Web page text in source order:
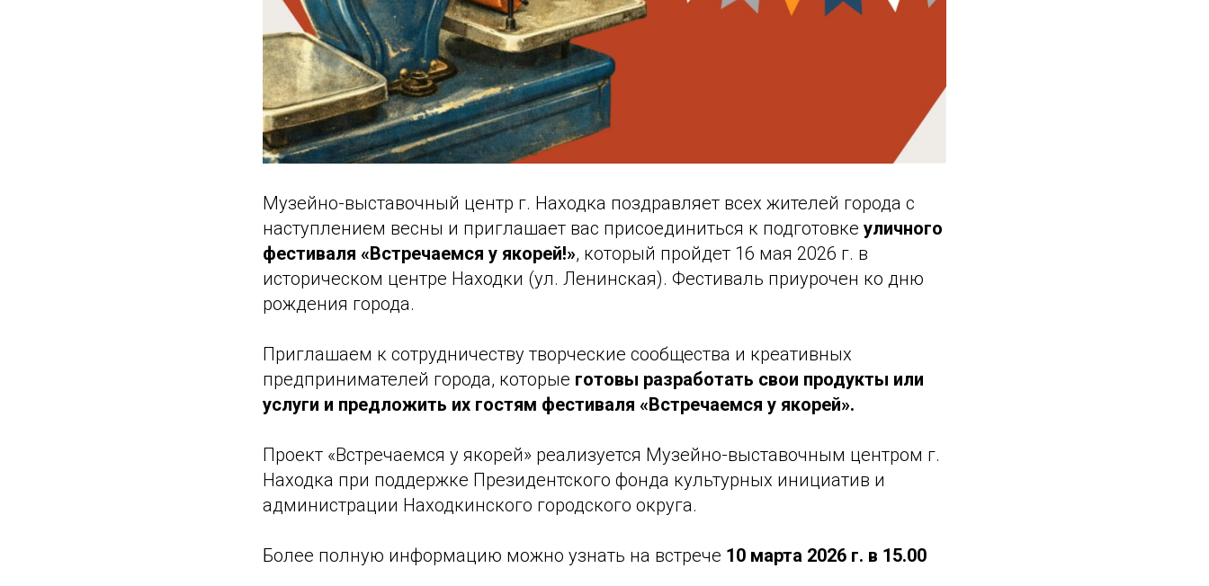
Музейно-выставочный центр г. Находка поздравляет всех жителей города с
наступлением весны и приглашает вас присоединиться к подготовке уличного
фестиваля «Встречаемся у якорей!», который пройдет 16 мая 2026 г. в
историческом центре Находки (ул. Ленинская). Фестиваль приурочен ко дню
рождения города.
Приглашаем к сотрудничеству творческие сообщества и креативных
предпринимателей города, которые готовы разработать свои продукты или
услуги и предложить их гостям фестиваля «Встречаемся у якорей».
Проект «Встречаемся у якорей» реализуется Музейно-выставочным центром г.
Находка при поддержке Президентского фонда культурных инициатив и
администрации Находкинского городского округа.
Более полную информацию можно узнать на встрече 10 марта 2026 г. в 15.00